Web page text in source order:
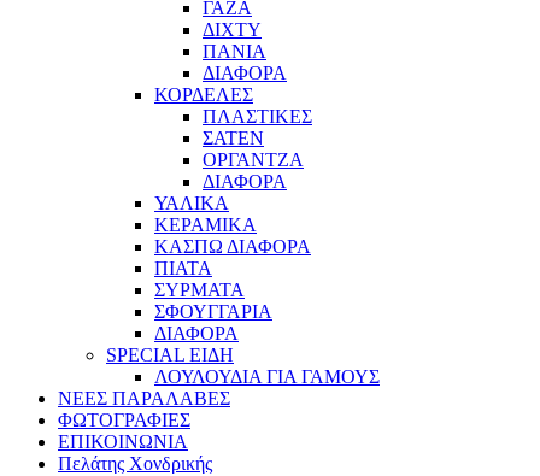
ΓΑΖΑ
ΔΙΧΤΥ
ΠΑΝΙΑ
ΔΙΑΦΟΡΑ
ΚΟΡΔΕΛΕΣ
ΠΛΑΣΤΙΚΕΣ
ΣΑΤΕΝ
ΟΡΓΑΝΤΖΑ
ΔΙΑΦΟΡΑ
ΥΑΛΙΚΑ
ΚΕΡΑΜΙΚΑ
ΚΑΣΠΩ ΔΙΑΦΟΡΑ
ΠΙΑΤΑ
ΣΥΡΜΑΤΑ
ΣΦΟΥΓΓΑΡΙΑ
ΔΙΑΦΟΡΑ
SPECIAL ΕΙΔΗ
ΛΟΥΛΟΥΔΙΑ ΓΙΑ ΓΑΜΟΥΣ
ΝΕΕΣ ΠΑΡΑΛΑΒΕΣ
ΦΩΤΟΓΡΑΦΙΕΣ
ΕΠΙΚΟΙΝΩΝΙΑ
Πελάτης Χονδρικής